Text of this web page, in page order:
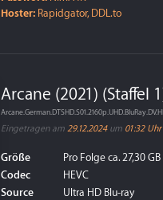
Hoster: Rapidgator, DDL.to
Arcane (2021) (Staffel
Eingetragen am 29.12.2024um 01:32 Uhr
Größe
Pro Folge ca. 27,30 GB
Codec
HEVC
Source
Ultra HD Blu-ray